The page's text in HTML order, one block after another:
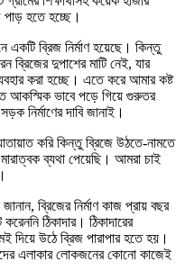
পাড় হতে হচ্ছে।
একটি ব্রিজ নির্মাণ হয়েছে। কিন্তু
দুপাশের মাটি নেই, যার
করা হচ্ছে। এতে করে আমার কষ্ট
আকস্মিক ভাবে পড়ে গিয়ে গুরুতর
নির্মাণের দাবি জানাই।
করি কিন্তু ব্রিজে উঠতে-নামতে
ব্যথা পেয়েছি। আমরা চাই
ব্রিজের নির্মাণ কাজ প্রায় বছর
ঠিকাদার। ঠিকাদারের
দিয়ে উঠে ব্রিজ পারাপার হতে হয়।
এলাকার লোকজনের কোনো কাজেই